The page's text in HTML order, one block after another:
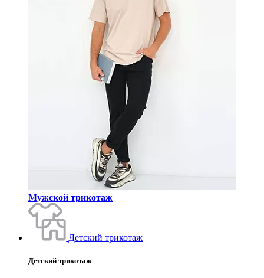
Мужской трикотаж
Детский трикотаж
Детский трикотаж